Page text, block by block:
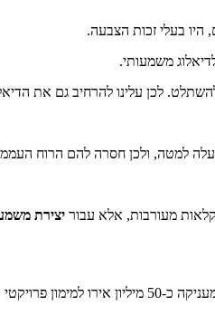
משמעותי.
לכן עלינו להרחיב גם את
מעורבות, אלא עבור יצירת
למימון פרויקטי קוד פתוח.